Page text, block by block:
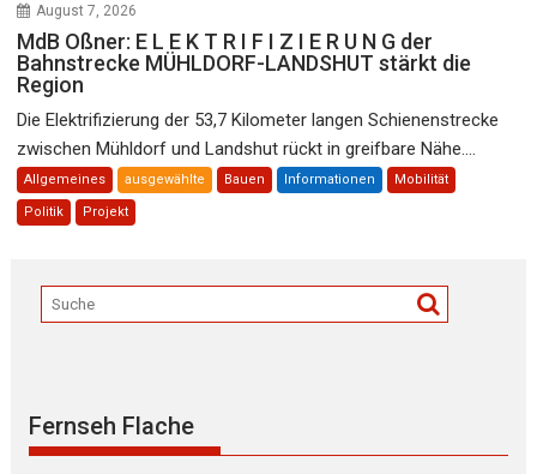
August 7, 2026
MdB Oßner: E L E K T R I F I Z I E R U N G der
Bahnstrecke MÜHLDORF-LANDSHUT stärkt die
Region
Die Elektrifizierung der 53,7 Kilometer langen Schienenstrecke
zwischen Mühldorf und Landshut rückt in greifbare Nähe....
Allgemeines ausgewählte Bauen Informationen Mobilität
Politik Projekt
Fernseh Flache